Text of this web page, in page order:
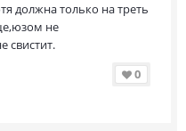
должна только на треть
не
свистит.
0